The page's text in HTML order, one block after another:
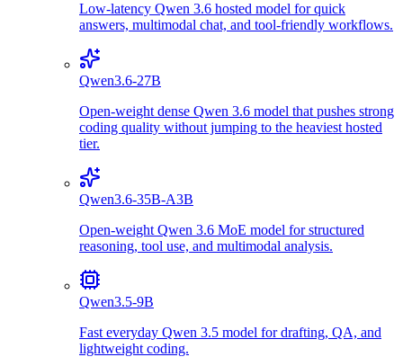
Low-latency Qwen 3.6 hosted model for quick
answers, multimodal chat, and tool-friendly workflows.
Qwen3.6-27B
Open-weight dense Qwen 3.6 model that pushes strong
coding quality without jumping to the heaviest hosted
tier.
Qwen3.6-35B-A3B
Open-weight Qwen 3.6 MoE model for structured
reasoning, tool use, and multimodal analysis.
Qwen3.5-9B
Fast everyday Qwen 3.5 model for drafting, QA, and
lightweight coding.